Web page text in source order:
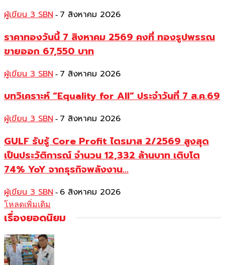
ผู้เขียน 3 SBN - 7 สิงหาคม 2026
ราคาทองวันนี้ 7 สิงหาคม 2569 คงที่ ทองรูปพรรณ
ขายออก 67,550 บาท
ผู้เขียน 3 SBN - 7 สิงหาคม 2026
บทวิเคราะห์ “Equality for All” ประจำวันที่ 7 ส.ค.69
ผู้เขียน 3 SBN - 7 สิงหาคม 2026
GULF รับรู้ Core Profit ไตรมาส 2/2569 สูงสุด
เป็นประวัติการณ์ จำนวน 12,332 ล้านบาท เติบโต
74% YoY จากธุรกิจพลังงาน...
ผู้เขียน 3 SBN - 6 สิงหาคม 2026
โหลดเพิ่มเติม
เรื่องยอดนิยม